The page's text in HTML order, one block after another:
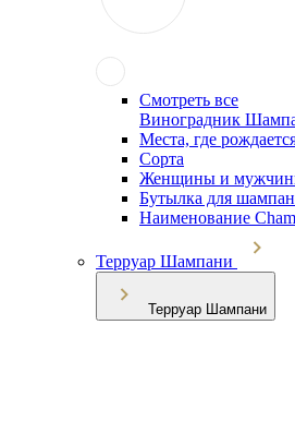
Смотреть все
Виноградник
Места, где
Сорта
Женщины и
Бутылка для
Наименование
Терруар Шампани
Терруар Шампани